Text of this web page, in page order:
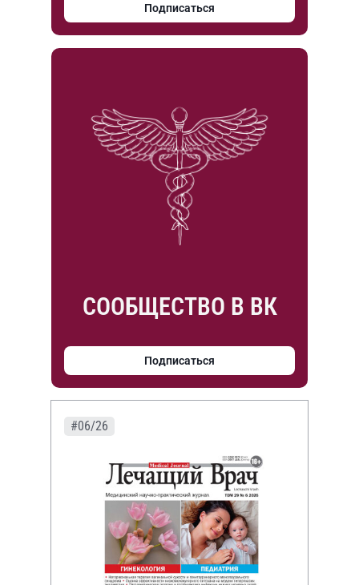
Подписаться
СООБЩЕСТВО В ВК
Подписаться
#06/26